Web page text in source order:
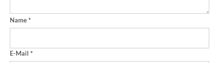
Name*
E-Mail *